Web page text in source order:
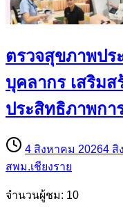
ตรวจสุขภาพปร
บุคลากร เสริม
ประสิทธิภาพกา
4 สิงหาคม 20264 สิ
สพม.เชียงราย
จำนวนผู้ชม: 10